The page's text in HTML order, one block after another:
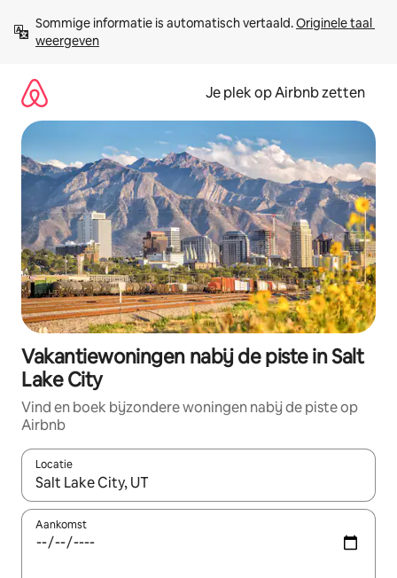
direct
naar
Sommige informatie is automatisch vertaald. Originele taal
weergeven
Je plek op Airbnb zetten
Vakantiewoningen nabij de piste in Salt
Lake City
Vind en boek bijzondere woningen nabij de piste op
Airbnb
Locatie
Wanneer er resultaten beschikbaar zijn, maak je een keuze
Aankomst